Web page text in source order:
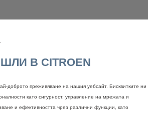
В CITROEN
доброто преживяване на нашия уебсайт. Бисквитките ни
като сигурност, управление на мрежата и
и ефективността чрез различни функции, като